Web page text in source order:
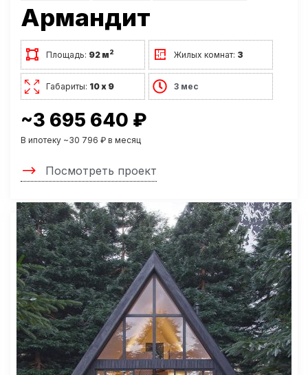
Армандит
Площадь: 92 м2 Жилых комнат: 3
Габариты: 10 х 9 3 мес
~3 695 640 ₽
В ипотеку ~30 796 ₽ в месяц
Посмотреть проект